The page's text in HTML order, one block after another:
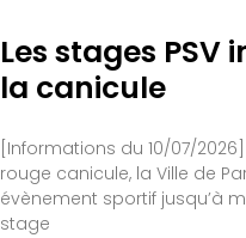
Les stages
la canicule
[Informations du 10/07/
rouge canicule, la Ville de
évènement sportif jusqu’à
stage